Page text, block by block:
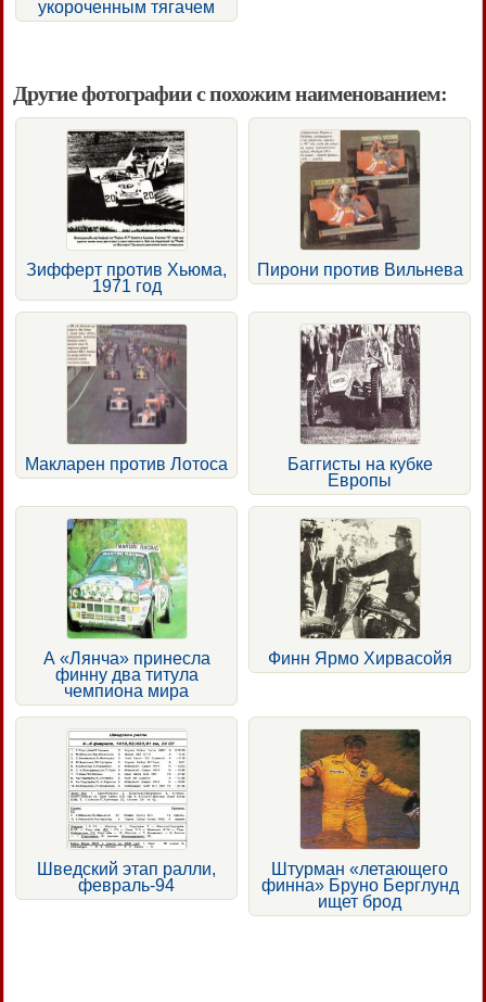
укороченным тягачем
Другие фотографии с похожим наименованием:
Зифферт против Хьюма,
1971 год
Пирони против Вильнева
Макларен против Лотоса
Баггисты на кубке
Европы
А «Лянча» принесла
финну два титула
чемпиона мира
Финн Ярмо Хирвасойя
Шведский этап ралли,
февраль-94
Штурман «летающего
финна» Бруно Берглунд
ищет брод